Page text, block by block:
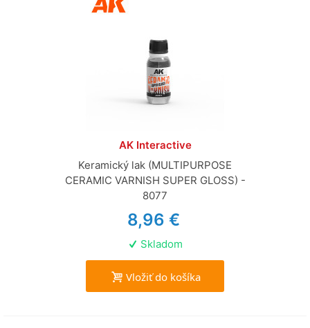
AK Interactive
Keramický lak (MULTIPURPOSE
CERAMIC VARNISH SUPER GLOSS) -
8077
8,96 €
Skladom
Vložiť do košíka